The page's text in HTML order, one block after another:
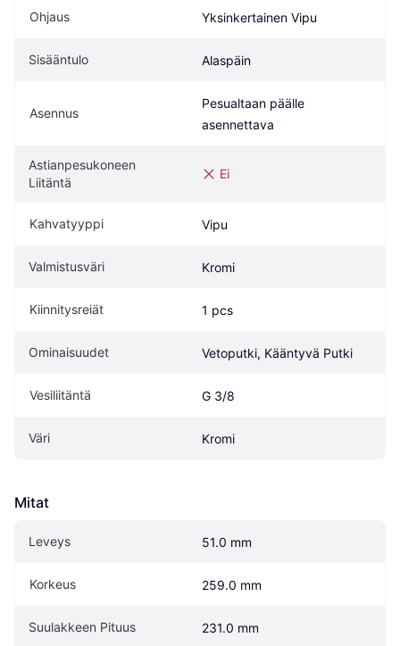
Ohjaus Yksinkertainen Vipu
Sisääntulo Alaspäin
Asennus
Pesualtaan päälle
asennettava
Astianpesukoneen
Liitäntä
Ei
Kahvatyyppi Vipu
Valmistusväri Kromi
Kiinnitysreiät 1 pcs
Ominaisuudet Vetoputki, Kääntyvä Putki
Vesiliitäntä G 3/8
Väri Kromi
Mitat
Leveys 51.0 mm
Korkeus 259.0 mm
Suulakkeen Pituus 231.0 mm